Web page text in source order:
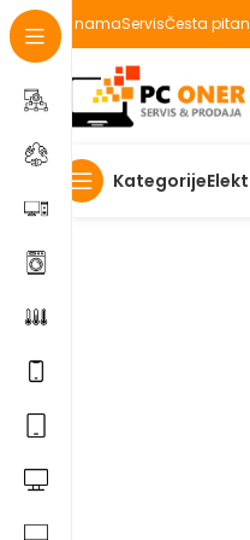
O namaServisČesta
Kategorije
Početna